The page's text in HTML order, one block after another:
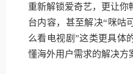
重新解锁爱奇艺，更让你
台内容，甚至解决“咪咕
么看电视剧”这类更具体
懂海外用户需求的解决方